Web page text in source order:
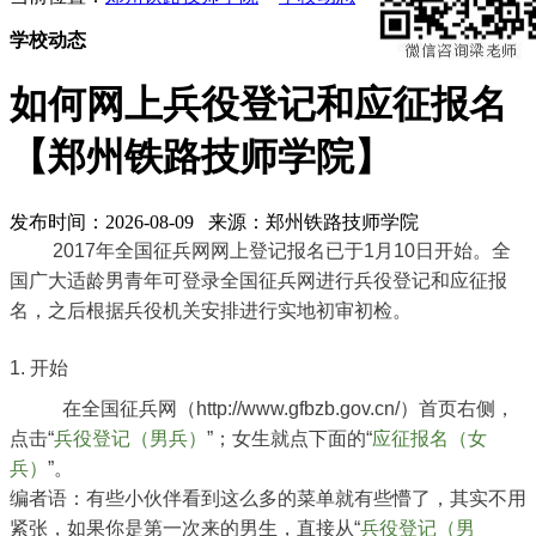
学校动态
如何网上兵役登记和应征报名
【郑州铁路技师学院】
发布时间：2026-08-09 来源：郑州铁路技师学院
2017年全国征兵网网上登记报名已于1月10日开始。全
国广大适龄男青年可登录全国征兵网进行兵役登记和应征报
名，之后根据兵役机关安排进行实地初审初检。
1. 开始
在全国征兵网（http://www.gfbzb.gov.cn/）首页右侧，
点击“兵役登记（男兵） ”；女生就点下面的“应征报名（女
兵） ”。
编者语：有些小伙伴看到这么多的菜单就有些懵了，其实不用
紧张，如果你是第一次来的男生，直接从“兵役登记（男